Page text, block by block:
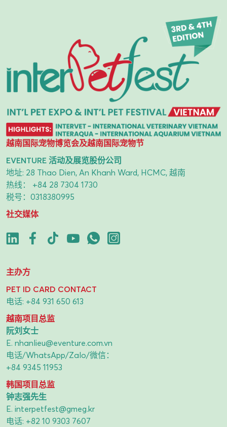
越南国际宠物博览会及越南国际宠物节
EVENTURE 活动及展览股份公司
地址: 28 Thao Dien, An Khanh Ward, HCMC, 越南
热线： +84 28 7304 1730
税号：0318380995
社交媒体
主办方
PET ID CARD CONTACT
电话: +84 931 650 613
越南项目总监
阮刘女士
E. nhanlieu@eventure.com.vn
电话/WhatsApp/Zalo/微信：
+84 9345 11953
韩国项目总监
钟志强先生
E. interpetfest@gmeg.kr
电话: +82 10 9303 7607